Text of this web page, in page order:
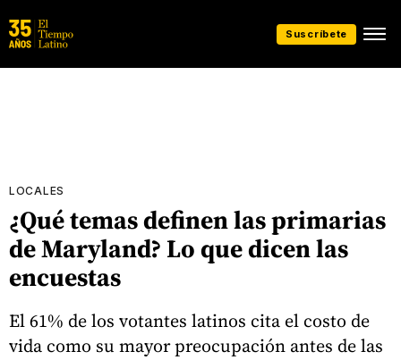
Suscríbete
LOCALES
¿Qué temas definen las primarias
de Maryland? Lo que dicen las
encuestas
El 61% de los votantes latinos cita el costo de
vida como su mayor preocupación antes de las